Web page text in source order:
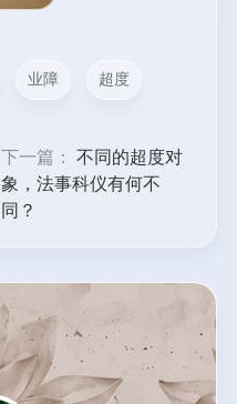
业障 超度
下一篇：
不同的超度对
象，法事科仪有何不
同？